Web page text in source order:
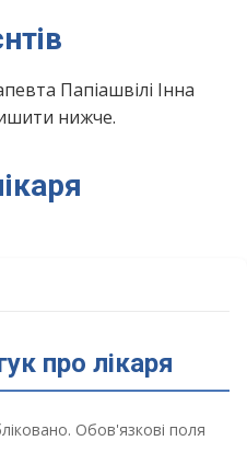
Папіашвілі Інна
нижче.
про лікаря
Обов'язкові поля